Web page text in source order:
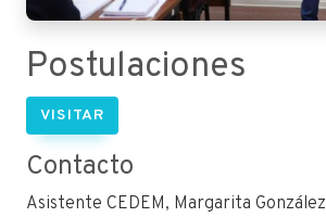
Postulaciones
VISITAR
Contacto
Asistente CEDEM, Margarita González